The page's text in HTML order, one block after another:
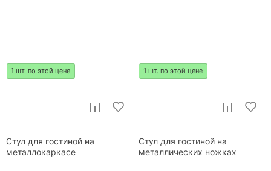
1 шт. по этой цене
Стул для гостиной на
металлокаркасе
1 шт. по этой цене
Стул для гостиной на
металлических ножках